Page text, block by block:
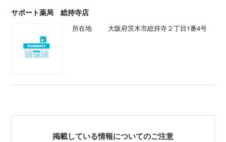
サポート薬局 総持寺店
所在地 大阪府茨木市総持寺２丁目1番4号
掲載している情報についてのご注意